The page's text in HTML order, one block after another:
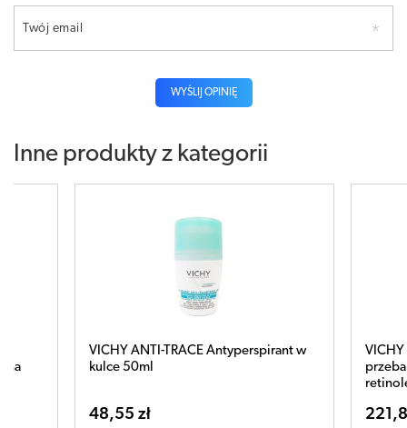
Twój email
WYŚLIJ OPINIĘ
Inne produkty z kategorii
VICHY LIFTACTIV B3 Krem przeciw
przebarwieniom na noc z czystym
221,85 zł